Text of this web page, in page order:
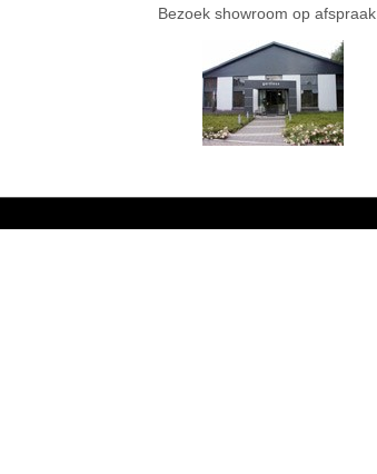
Bezoek showroom op afspraak.